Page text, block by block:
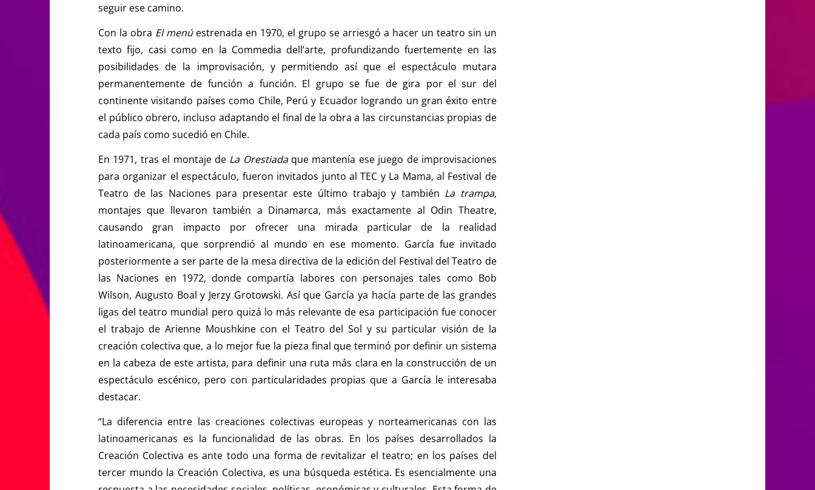
seguir ese camino.
Con la obra El menúestrenada en 1970, el grupo se arriesgó a hacer un teatro sin un
texto fijo, casi como en la Commedia dell’arte, profundizando fuertemente en las
posibilidades de la improvisación, y permitiendo así que el espectáculo mutara
permanentemente de función a función. El grupo se fue de gira por el sur del
continente visitando países como Chile, Perú y Ecuador logrando un gran éxito entre
el público obrero, incluso adaptando el final de la obra a las circunstancias propias de
cada país como sucedió en Chile.
En 1971, tras el montaje de La Orestiadaque mantenía ese juego de improvisaciones
para organizar el espectáculo, fueron invitados junto al TEC y La Mama, al Festival de
Teatro de las Naciones para presentar este último trabajo y también La trampa,
montajes que llevaron también a Dinamarca, más exactamente al Odin Theatre,
causando gran impacto por ofrecer una mirada particular de la realidad
latinoamericana, que sorprendió al mundo en ese momento. García fue invitado
posteriormente a ser parte de la mesa directiva de la edición del Festival del Teatro de
las Naciones en 1972, donde compartía labores con personajes tales como Bob
Wilson, Augusto Boal y Jerzy Grotowski. Así que García ya hacía parte de las grandes
ligas del teatro mundial pero quizá lo más relevante de esa participación fue conocer
el trabajo de Arienne Moushkine con el Teatro del Sol y su particular visión de la
creación colectiva que, a lo mejor fue la pieza final que terminó por definir un sistema
en la cabeza de este artista, para definir una ruta más clara en la construcción de un
espectáculo escénico, pero con particularidades propias que a García le interesaba
destacar.
“La diferencia entre las creaciones colectivas europeas y norteamericanas con las
latinoamericanas es la funcionalidad de las obras. En los países desarrollados la
Creación Colectiva es ante todo una forma de revitalizar el teatro; en los países del
tercer mundo la Creación Colectiva, es una búsqueda estética. Es esencialmente una